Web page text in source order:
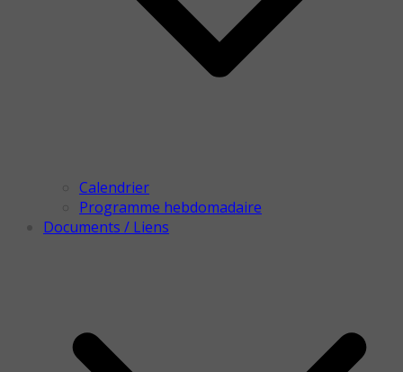
Calendrier
Programme hebdomadaire
Documents / Liens